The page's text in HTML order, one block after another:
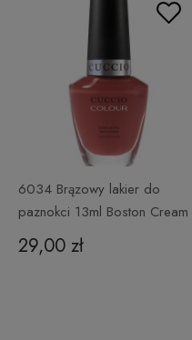
6034 Brązowy lakier do
paznokci 13ml Boston Cream
29,00 zł